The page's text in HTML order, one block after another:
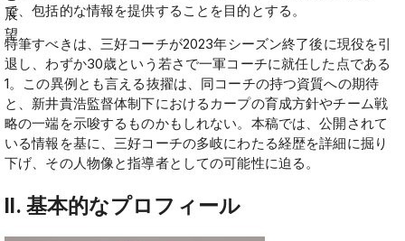
で、包括的な情報を提供することを目的とする。
特筆すべきは、三好コーチが2023年シーズン終了後に現役を引
退し、わずか30歳という若さで一軍コーチに就任した点である
1。この異例とも言える抜擢は、同コーチの持つ資質への期待
と、新井貴浩監督体制下におけるカープの育成方針やチーム戦
略の一端を示唆するものかもしれない。本稿では、公開されて
いる情報を基に、三好コーチの多岐にわたる経歴を詳細に掘り
下げ、その人物像と指導者としての可能性に迫る。
II. 基本的なプロフィール